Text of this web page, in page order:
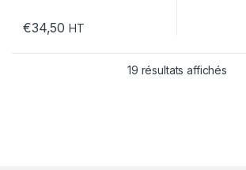
€34,50 HT
19 résultats affichés